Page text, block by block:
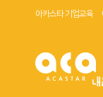
아카스타 기업교육